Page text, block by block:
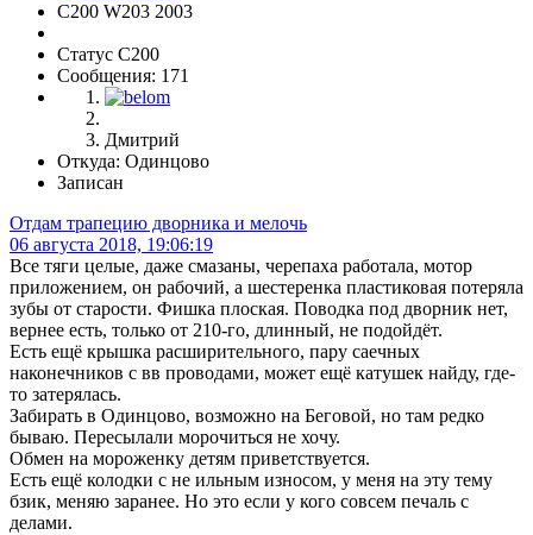
С200 W203 2003
Статус C200
Сообщения: 171
Дмитрий
Откуда: Одинцово
Записан
Отдам трапецию дворника и мелочь
06 августа 2018, 19:06:19
Все тяги целые, даже смазаны, черепаха работала, мотор
приложением, он рабочий, а шестеренка пластиковая потеряла
зубы от старости. Фишка плоская. Поводка под дворник нет,
вернее есть, только от 210-го, длинный, не подойдёт.
Есть ещё крышка расширительного, пару саечных
наконечников с вв проводами, может ещё катушек найду, где-
то затерялась.
Забирать в Одинцово, возможно на Беговой, но там редко
бываю. Пересылали морочиться не хочу.
Обмен на мороженку детям приветствуется.
Есть ещё колодки с не ильным износом, у меня на эту тему
бзик, меняю заранее. Но это если у кого совсем печаль с
делами.